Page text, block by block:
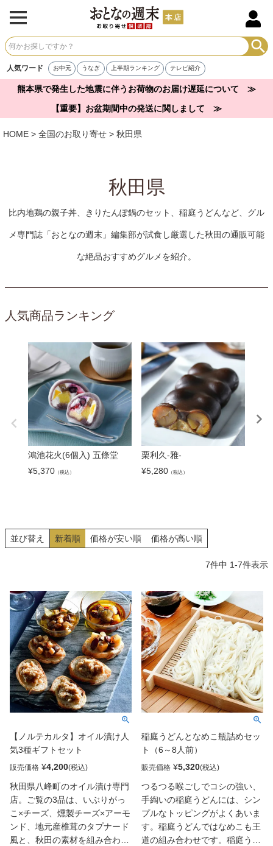
人気ワード お中元 うなぎ 上半期ランキング テレビ紹介
熊本県で発生した地震に伴うお荷物のお届け遅延について ≫
【重要】お盆期間中の発送に関しまして ≫
HOME 全国のお取り寄せ 秋田県
秋田県
比内地鶏の親子丼、きりたんぽ鍋のセット、稲庭うどんなど、グル
メ専門誌「おとなの週末」編集部が試食し厳選した秋田の通販可能
な絶品おすすめグルメを紹介。
人気商品ランキング
鴻池花火(6個入) 五條堂
¥5,370 （税込）
栗利久-雅-
¥5,280 （税込）
並び替え 新着順 価格が安い順 価格が高い順
7件中 1-7件表示
【ノルテカルタ】オイル漬け人
気3種ギフトセット
販売価格 ¥4,200
秋田県八峰町のオイル漬け専門
店。ご覧の3品は、いぶりがっ
こ×チーズ、燻製チーズ×アーモ
ンド、地元産椎茸のタプナード
風と、秋田の素材を組み合わせ
稲庭うどんとなめこ瓶詰めセッ
ト（6～8人前）
販売価格 ¥5,320
つるつる喉ごしでコシの強い、
手綯いの稲庭うどんには、シン
プルなトッピングがよくあいま
す。稲庭うどんではなめこも王
道の組み合わせです。稲庭うど